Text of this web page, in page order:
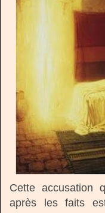
Cette accusation
après les faits